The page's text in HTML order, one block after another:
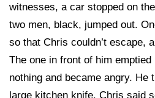
witnesses, a car stopped on
two men, black, jumped out.
so that Chris couldn’t escape,
The one in front of him
nothing and became angry. He
large kitchen knife. Chris said